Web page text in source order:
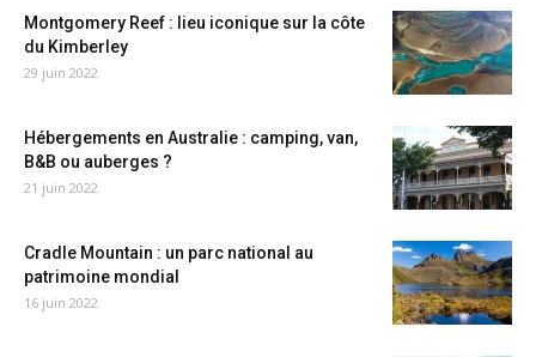
Montgomery Reef : lieu iconique sur la côte
du Kimberley
29 juin 2022
Hébergements en Australie : camping, van,
B&B ou auberges ?
21 juin 2022
Cradle Mountain : un parc national au
patrimoine mondial
16 juin 2022